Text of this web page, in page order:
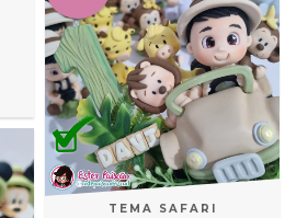
TEMA SAFARI